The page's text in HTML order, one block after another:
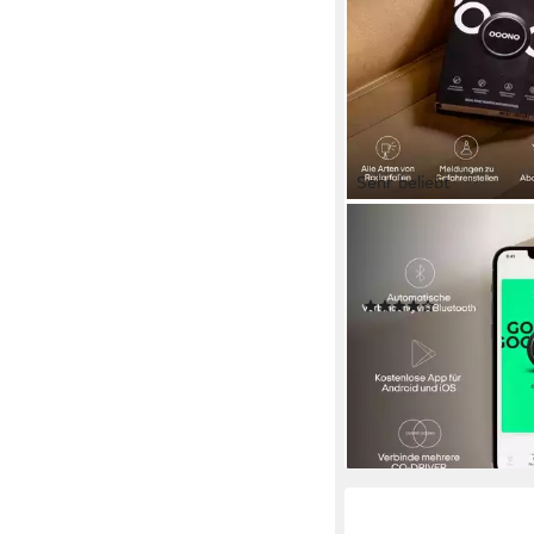
Sehr beliebt
CO-Driver NO1 -
schwarz
(80)
lieferbar - in 2-3